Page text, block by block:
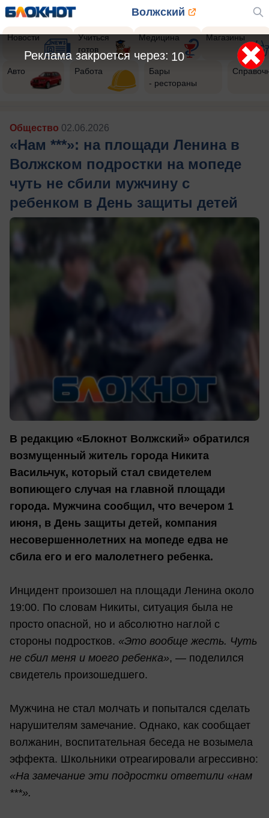
Волжский
Новости
Учиться
готов
Медицина Магазины
Авто Работа
Бары
- рестораны
Общество 02.06.2026
«Нам ***»: на площади Ленина в
Волжском подростки на мопеде
чуть не сбили мужчину с
ребенком в День защиты детей
В редакцию «Блокнот Волжский» обратился
возмущенный житель города Никита
Васильчук, который стал свидетелем
вопиющего случая на главной площади
города. Мужчина сообщил, что вечером 1
июня, в День защиты детей, компания
несовершеннолетних на мопеде едва не
сбила его и его малолетнего ребенка.
Инцидент произошел на площади Ленина около
19:00. По словам Никиты, ситуация была не
просто опасной, но и абсолютно наглой с
стороны подростков. «Это вообще жесть. Чуть
не сбил меня и моего ребенка», — поделился
свидетель произошедшего.
Мужчина не стал молчать и попытался сделать
нарушителям замечание. Однако, как сообщает
волжанин, воспитательная беседа не возымела
эффекта. Школьники отреагировали агрессивно:
«На замечание эти подростки ответили «нам
***».
8
Реклама закроется через: